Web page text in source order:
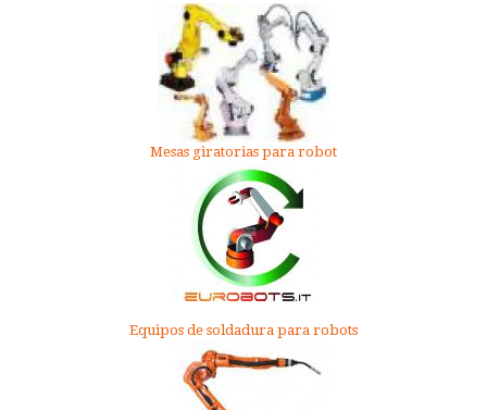
Mesas giratorias para robot
Equipos de soldadura para robots